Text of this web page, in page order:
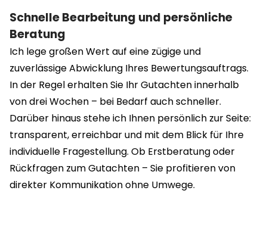
Schnelle Bearbeitung und persönliche
Beratung
Ich lege großen Wert auf eine zügige und
zuverlässige Abwicklung Ihres Bewertungsauftrags.
In der Regel erhalten Sie Ihr Gutachten innerhalb
von drei Wochen – bei Bedarf auch schneller.
Darüber hinaus stehe ich Ihnen persönlich zur Seite:
transparent, erreichbar und mit dem Blick für Ihre
individuelle Fragestellung. Ob Erstberatung oder
Rückfragen zum Gutachten – Sie profitieren von
direkter Kommunikation ohne Umwege.